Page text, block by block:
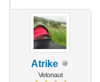
Atrike
Velonaut